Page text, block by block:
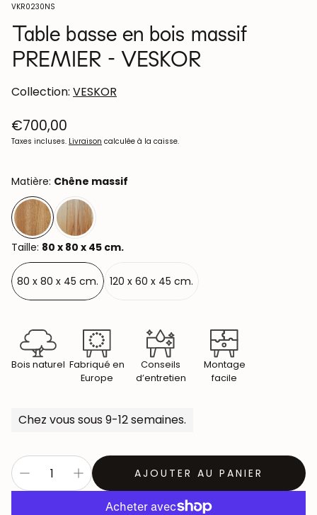
SKU:
VKR0230NS
Table basse en bois massif
PREMIER - VESKOR
Collection: VESKOR
Prix
habituel
€700,00
Taxes incluses. Livraison calculée à la caisse.
Matière: Chêne massif
Taille: 80 x 80 x 45 cm.
80 x 80 x 45 cm. 120 x 60 x 45 cm.
Bois naturel Fabriqué en
Europe
Conseils
d’entretien
Montage
facile
Chez vous sous 9-12 semaines.
AJOUTER AU PANIER